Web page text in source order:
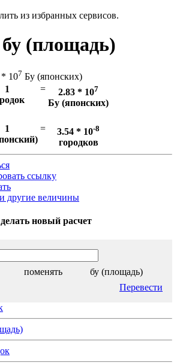
из избранных сервисов.
(площадь)
* 107 Бу (японских)
1
= 2.83 * 107
Бу (японских)
1
= 3.54 * 10-8
городков
ссылку
другие величины
новый расчет
поменять
бу (площадь)
Перевести